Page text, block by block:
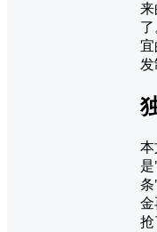
来
宜
发
本
条
金
抢